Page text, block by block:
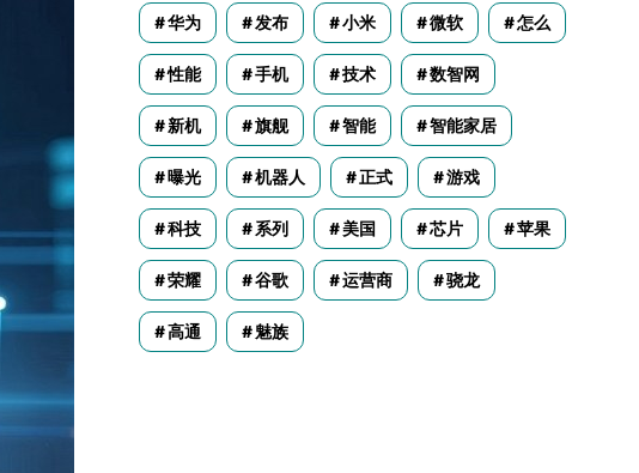
华为 发布 小米 微软 怎么
性能 手机 技术 数智网
新机 旗舰 智能 智能家居
曝光 机器人 正式 游戏
科技 系列 美国 芯片 苹果
荣耀 谷歌 运营商 骁龙
高通 魅族